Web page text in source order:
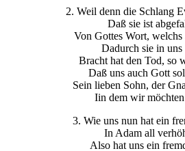
2. Weil denn die Schlang
Daß sie ist
Von Gottes Wort, welchs
Dadurch sie in uns
Bracht hat den Tod, so
Daß uns auch Gott
Sein lieben Sohn, der
Iin dem wir
3. Wie uns nun hat ein
In Adam all
Also hat uns ein